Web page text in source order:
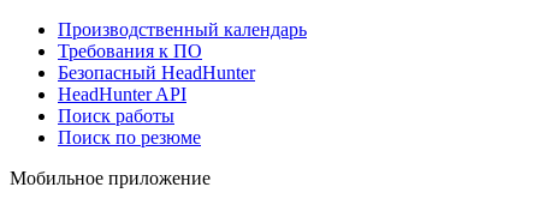
Производственный календарь
Требования к ПО
Безопасный HeadHunter
HeadHunter API
Поиск работы
Поиск по резюме
Мобильное приложение